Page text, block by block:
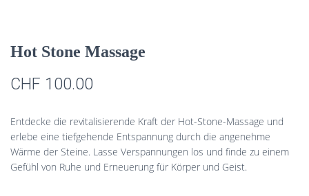
Hot Stone Massage
CHF 100.00
Entdecke die revitalisierende Kraft der Hot-Stone-Massage und
erlebe eine tiefgehende Entspannung durch die angenehme
Wärme der Steine. Lasse Verspannungen los und finde zu einem
Gefühl von Ruhe und Erneuerung für Körper und Geist.